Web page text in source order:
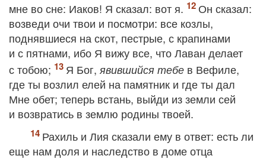
мне во сне: Иаков! Я сказал: вот я.
Он сказал:
возведи очи твои и посмотри: все козлы,
поднявшиеся на скот, пестрые, с крапинами
и с пятнами, ибо Я вижу все, что Лаван делает
с тобою;
Я Бог, явившийся тебе в Вефиле,
где ты возлил елей на памятник и где ты дал
Мне обет; теперь встань, выйди из земли сей
и возвратись в землю родины твоей.
Рахиль и Лия сказали ему в ответ: есть ли
еще нам доля и наследство в доме отца